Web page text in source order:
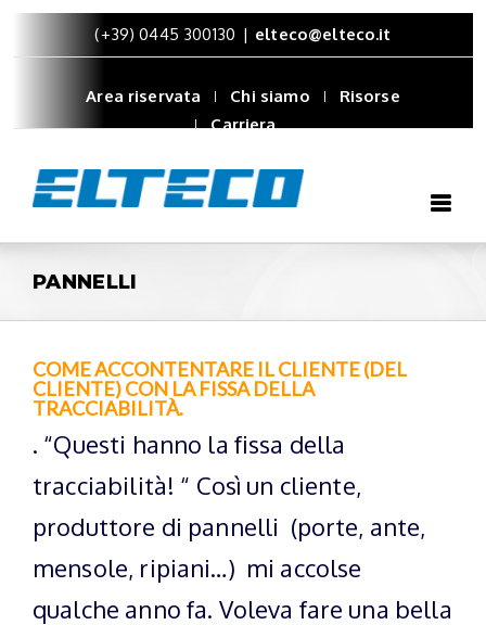
(+39) 0445 300130 | elteco@elteco.it
Area riservata Chi siamo
Risorse
Carriera
PANNELLI
COME ACCONTENTARE IL CLIENTE (DEL
CLIENTE) CON LA FISSA DELLA
TRACCIABILITÀ.
. “Questi hanno la fissa della
tracciabilità! “ Così un cliente,
produttore di pannelli (porte, ante,
mensole, ripiani…) mi accolse
qualche anno fa. Voleva fare una bella